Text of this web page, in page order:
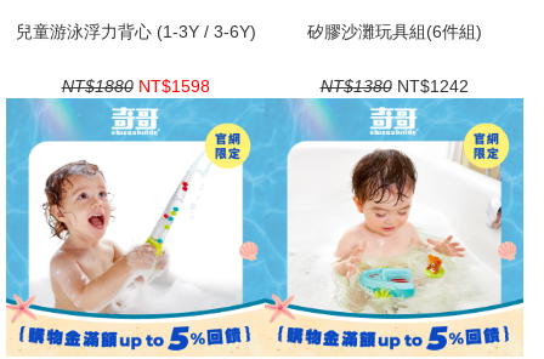
兒童游泳浮力背心 (1-3Y / 3-6Y)
NT$1880 NT$1598
矽膠沙灘玩具組(6件組)
NT$1380 NT$1242